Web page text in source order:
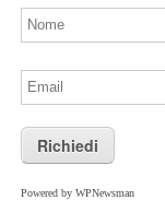
Richiedi
Powered by WPNewsman